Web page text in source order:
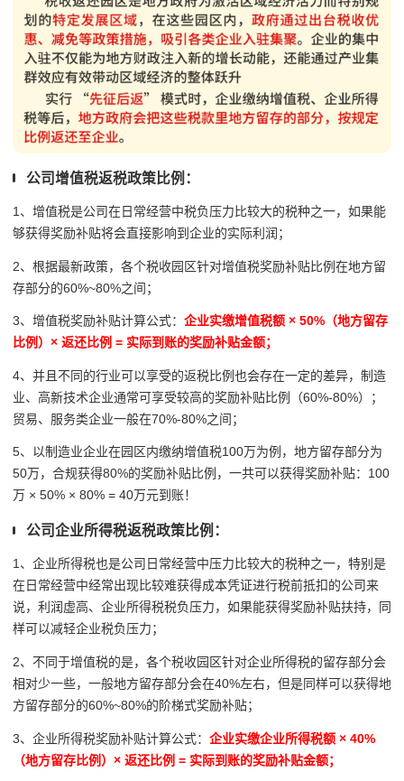
公司增值税返税政策比例：
1、增值税是公司在日常经营中税负压力比较大的税种之一，如果能
够获得奖励补贴将会直接影响到企业的实际利润；
2、根据最新政策，各个税收园区针对增值税奖励补贴比例在地方留
存部分的60%~80%之间；
3、增值税奖励补贴计算公式： 企业实缴增值税额 × 50%（地方留存
比例）× 返还比例 = 实际到账的奖励补贴金额；
4、并且不同的行业可以享受的返税比例也会存在一定的差异， 制造
业、高新技术企业通常可享受较高的奖励补贴比例（60%-80%）；
贸易、服务类企业一般在70%-80%之间；
5、以制造业企业在园区内缴纳增值税100万为例，地方留存部分为
50万，合规获得80%的奖励补贴比例，一共可以获得奖励补贴：100
万 × 50% × 80% = 40万元到账！
公司企业所得税返税政策比例：
1、企业所得税也是公司日常经营中压力比较大的税种之一，特别是
在日常经营中经常出现比较难获得成本凭证进行税前抵扣的公司来
说，利润虚高、企业所得税税负压力，如果能获得奖励补贴扶持，同
样可以减轻企业税负压力；
2、不同于增值税的是，各个税收园区针对企业所得税的留存部分会
相对少一些，一般地方留存部分会在40%左右，但是同样可以获得地
方留存部分的60%~80%的阶梯式奖励补贴；
3、企业所得税奖励补贴计算公式： 企业实缴企业所得税额 × 40%
（地方留存比例）× 返还比例 = 实际到账的奖励补贴金额；